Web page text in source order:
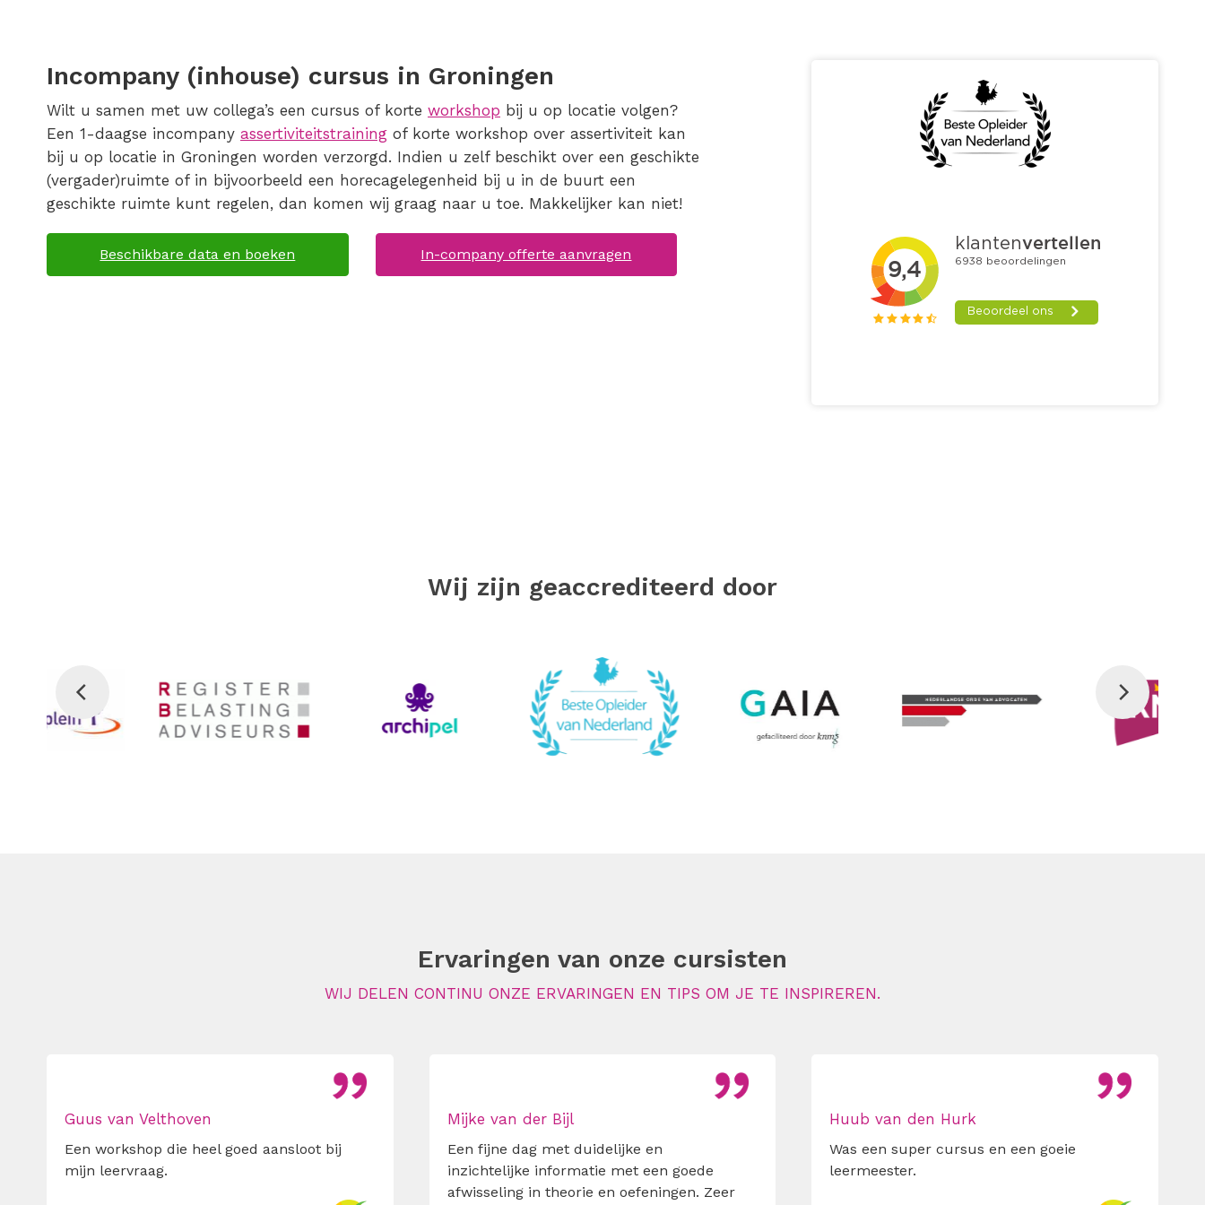
Incompany (inhouse) cursus in Groningen
Wilt u samen met uw collega’s een cursus of korte workshop bij u op locatie volgen?
Een 1-daagse incompany assertiviteitstraining of korte workshop over assertiviteit kan
bij u op locatie in Groningen worden verzorgd. Indien u zelf beschikt over een geschikte
(vergader)ruimte of in bijvoorbeeld een horecagelegenheid bij u in de buurt een
geschikte ruimte kunt regelen, dan komen wij graag naar u toe. Makkelijker kan niet!
Beschikbare data en boeken In-company offerte aanvragen
Wij zijn geaccrediteerd door
Ervaringen van onze cursisten
WIJ DELEN CONTINU ONZE ERVARINGEN EN TIPS OM JE TE INSPIREREN.
Guus van Velthoven
Een workshop die heel goed aansloot bij
mijn leervraag.
Mijke van der Bijl
Een fijne dag met duidelijke en
inzichtelijke informatie met een goede
afwisseling in theorie en oefeningen. Zeer
Huub van den Hurk
Was een super cursus en een goeie
leermeester.